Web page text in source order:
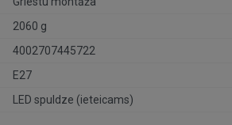
2060 g
4002707445722
E27
LED spuldze (ieteicams)